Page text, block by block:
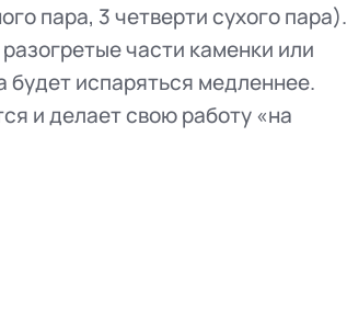
пара, 3 четверти сухого пара).
части каменки или
будет испаряться медленнее.
и делает свою работу «на